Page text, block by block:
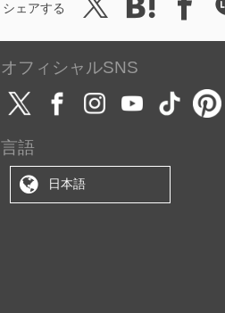
シェアする
オフィシャルSNS
言語
日本語